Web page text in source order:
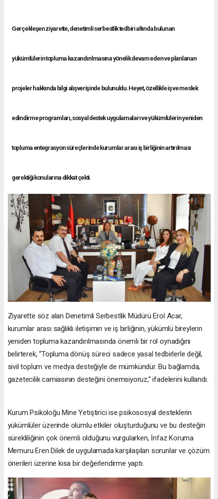
Gerçekleşen ziyarette, denetimli serbestlik tedbiri altında bulunan
yükümlülerin topluma kazandırılmasına yönelik devam eden ve planlanan
projeler hakkında bilgi alışverişinde bulunuldu. Heyet, özellikle iş ve meslek
edindirme programları, sosyal destek uygulamaları ve yükümlülerin yeniden
topluma entegrasyon süreçlerinde kurumlar arası iş birliğinin artırılması
gerektiği konularına dikkat çekti.
Ziyarette söz alan Denetimli Serbestlik Müdürü Erol Acar,
kurumlar arası sağlıklı iletişimin ve iş birliğinin, yükümlü bireylerin
yeniden topluma kazandırılmasında önemli bir rol oynadığını
belirterek, “Topluma dönüş süreci sadece yasal tedbirlerle değil,
sivil toplum ve medya desteğiyle de mümkündür. Bu bağlamda,
gazetecilik camiasının desteğini önemsiyoruz,” ifadelerini kullandı.
Kurum Psikoloğu Mine Yetiştirici ise psikososyal desteklerin
yükümlüler üzerinde olumlu etkiler oluşturduğunu ve bu desteğin
sürekliliğinin çok önemli olduğunu vurgularken, İnfaz Koruma
Memuru Eren Dilek de uygulamada karşılaşılan sorunlar ve çözüm
önerileri üzerine kısa bir değerlendirme yaptı.